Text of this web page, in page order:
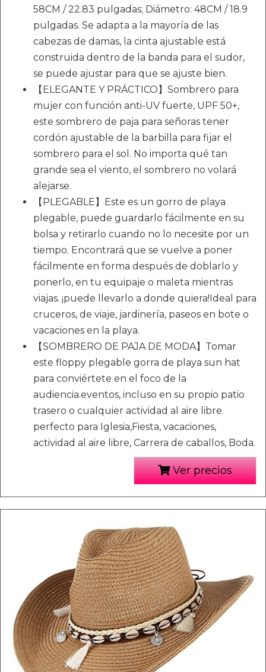
58CM / 22.83 pulgadas; Diámetro: 48CM / 18.9
pulgadas. Se adapta a la mayoría de las
cabezas de damas, la cinta ajustable está
construida dentro de la banda para el sudor,
se puede ajustar para que se ajuste bien.
【ELEGANTE Y PRÁCTICO】Sombrero para
mujer con función anti-UV fuerte, UPF 50+,
este sombrero de paja para señoras tener
cordón ajustable de la barbilla para fijar el
sombrero para el sol. No importa qué tan
grande sea el viento, el sombrero no volará
alejarse.
【PLEGABLE】Este es un gorro de playa
plegable, puede guardarlo fácilmente en su
bolsa y retirarlo cuando no lo necesite por un
tiempo. Encontrará que se vuelve a poner
fácilmente en forma después de doblarlo y
ponerlo, en tu equipaje o maleta mientras
viajas. ¡puede llevarlo a donde quiera!Ideal para
cruceros, de viaje, jardinería, paseos en bote o
vacaciones en la playa.
【SOMBRERO DE PAJA DE MODA】Tomar
este floppy plegable gorra de playa sun hat
para conviértete en el foco de la
audiencia.eventos, incluso en su propio patio
trasero o cualquier actividad al aire libre.
perfecto para Iglesia,Fiesta, vacaciones,
actividad al aire libre, Carrera de caballos, Boda.
Ver precios